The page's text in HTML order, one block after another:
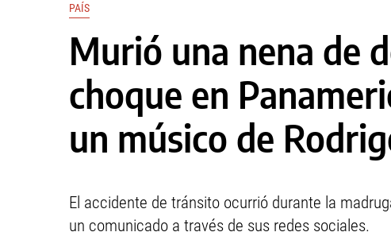
PAÍS
Murió una nena de
choque en
un músico de
El accidente de tránsito ocurrió durante la
un comunicado a través de sus redes sociales.